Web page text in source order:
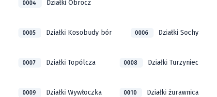
0004 Działki Obrocz
0005 Działki Kosobudy bór 0006 Działki Sochy
0007 Działki Topólcza 0008 Działki Turzyniec
0009 Działki Wywłoczka 0010 Działki żurawnica